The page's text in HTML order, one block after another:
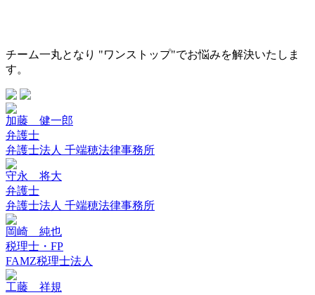
チーム一丸となり "ワンストップ"でお悩みを解決いたしま
す。
加藤 健一郎
弁護士
弁護士法人 千端穂法律事務所
守永 将大
弁護士
弁護士法人 千端穂法律事務所
岡崎 純也
税理士・FP
FAMZ税理士法人
工藤 祥規